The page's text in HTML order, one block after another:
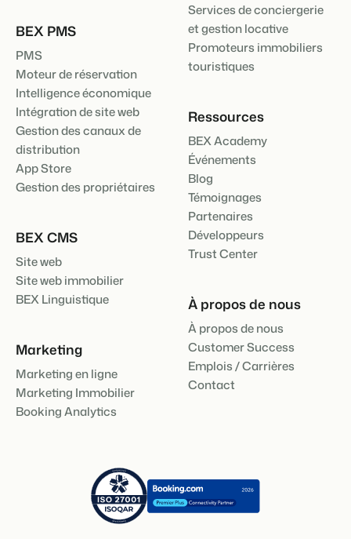
BEX PMS
PMS
Moteur de réservation
Intelligence économique
Intégration de site web
Gestion des canaux de
distribution
App Store
Gestion des propriétaires
BEX CMS
Site web
Site web immobilier
BEX Linguistique
Marketing
Marketing en ligne
Marketing Immobilier
Booking Analytics
Services de conciergerie
et gestion locative
Promoteurs immobiliers
touristiques
Ressources
BEX Academy
Événements
Blog
Témoignages
Partenaires
Développeurs
Trust Center
À propos de nous
À propos de nous
Customer Success
Emplois / Carrières
Contact